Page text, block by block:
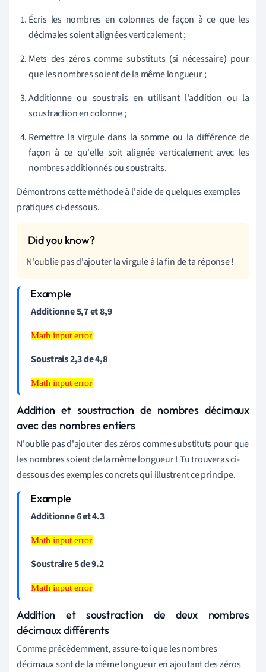
Écris les nombres en colonnes de façon à ce que les
décimales soient alignées verticalement ;
Mets des zéros comme substituts (si nécessaire) pour
que les nombres soient de la même longueur ;
Additionne ou soustrais en utilisant l'addition ou la
soustraction en colonne ;
Remettre la virgule dans la somme ou la différence de
façon à ce qu'elle soit alignée verticalement avec les
nombres additionnés ou soustraits.
Démontrons cette méthode à l'aide de quelques exemples
pratiques ci-dessous.
N'oublie pas d'ajouter la virgule à la fin de ta réponse !
Additionne 5,7 et 8,9
Math input error
Math input
error
Soustrais 2,3 de 4,8
Math input error
Math input
Addition et soustraction de nombres décimaux
avec des nombres entiers
N'oublie pas d'ajouter des zéros comme substituts pour que
les nombres soient de la même longueur ! Tu trouveras ci-
dessous des exemples concrets qui illustrent ce principe.
Additionne 6 et 4.3
Math input error
Math input
error
Soustraire 5 de 9.2
Math input error
Math input
Addition et soustraction de deux nombres
décimaux différents
Comme précédemment,assure-toi que les nombres
décimaux sont de la même longueur en ajoutant des zéros